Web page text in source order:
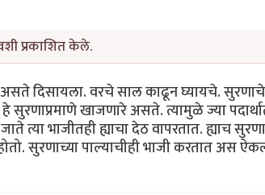
प्रकाशित केले.
दिसायला. वरचे साल काढून घ्यायचे.
सुरणाप्रमाणे खाजणारे असते. त्यामुळे ज्या
त्या भाजीतही ह्याचा देठ वापरतात. ह्याच
सुरणाच्या पाल्याचीही भाजी करतात अस